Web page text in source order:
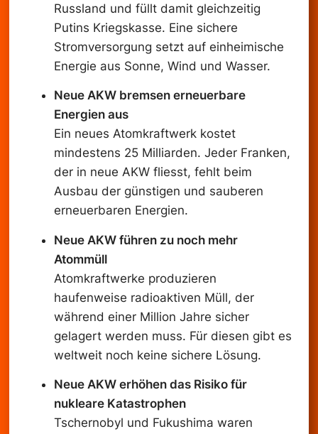
Russland und füllt damit gleichzeitig
Putins Kriegskasse. Eine sichere
Stromversorgung setzt auf einheimische
Energie aus Sonne, Wind und Wasser.
Neue AKW bremsen erneuerbare
Energien aus
Ein neues Atomkraftwerk kostet
mindestens 25 Milliarden. Jeder Franken,
der in neue AKW fliesst, fehlt beim
Ausbau der günstigen und sauberen
erneuerbaren Energien.
Neue AKW führen zu noch mehr
Atommüll
Atomkraftwerke produzieren
haufenweise radioaktiven Müll, der
während einer Million Jahre sicher
gelagert werden muss. Für diesen gibt es
weltweit noch keine sichere Lösung.
Neue AKW erhöhen das Risiko für
nukleare Katastrophen
Tschernobyl und Fukushima waren